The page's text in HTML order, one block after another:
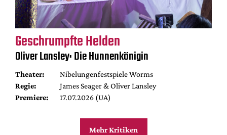
Geschrumpfte Helden
Oliver Lansley: Die Hunnenkönigin
Theater:
Nibelungenfestspiele Worms
Regie:
James Seager & Oliver Lansley
Premiere:
17.07.2026 (UA)
Mehr Kritiken